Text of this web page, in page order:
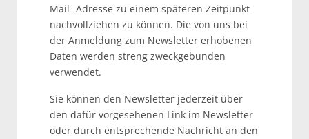
Mail- Adresse zu einem späteren Zeitpunkt
nachvollziehen zu können. Die von uns bei
der Anmeldung zum Newsletter erhobenen
Daten werden streng zweckgebunden
verwendet.
Sie können den Newsletter jederzeit über
den dafür vorgesehenen Link im Newsletter
oder durch entsprechende Nachricht an den